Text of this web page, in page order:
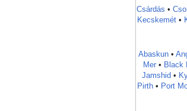
Csárdás •
Kecskemét •
Abaskun•
Mer • Black
Jamshid •
Pirth• Port